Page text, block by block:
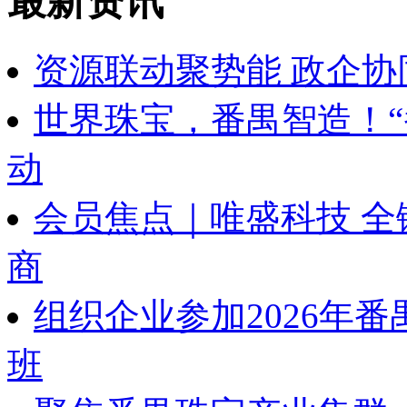
资源联动聚势能 政企
世界珠宝，番禺智造！
动
会员焦点｜唯盛科技
商
组织企业参加2026年
班